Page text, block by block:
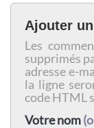
Ajouter
Les
supprimés
adresse e-
la ligne
code HTML
Votre nom